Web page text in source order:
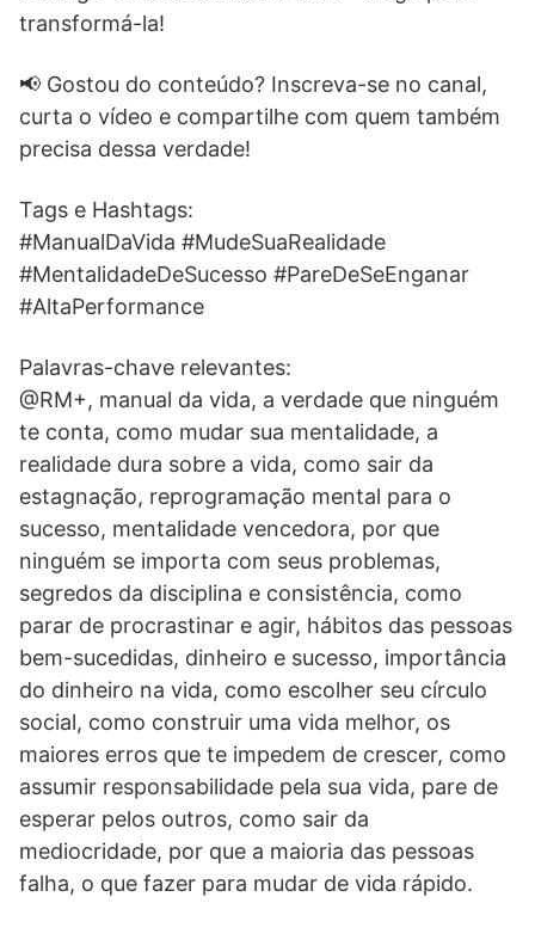
transformá-la!
📢 Gostou do conteúdo? Inscreva-se no canal,
curta o vídeo e compartilhe com quem também
precisa dessa verdade!
Tags e Hashtags:
#ManualDaVida #MudeSuaRealidade
#MentalidadeDeSucesso #PareDeSeEnganar
#AltaPerformance
Palavras-chave relevantes:
@RM+, manual da vida, a verdade que ninguém
te conta, como mudar sua mentalidade, a
realidade dura sobre a vida, como sair da
estagnação, reprogramação mental para o
sucesso, mentalidade vencedora, por que
ninguém se importa com seus problemas,
segredos da disciplina e consistência, como
parar de procrastinar e agir, hábitos das pessoas
bem-sucedidas, dinheiro e sucesso, importância
do dinheiro na vida, como escolher seu círculo
social, como construir uma vida melhor, os
maiores erros que te impedem de crescer, como
assumir responsabilidade pela sua vida, pare de
esperar pelos outros, como sair da
mediocridade, por que a maioria das pessoas
falha, o que fazer para mudar de vida rápido.